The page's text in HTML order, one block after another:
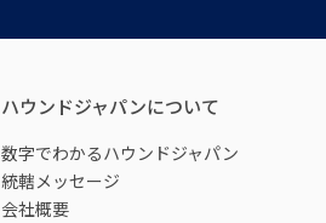
ハウンドジャパンについて
数字でわかるハウンドジャパン
統轄メッセージ
会社概要